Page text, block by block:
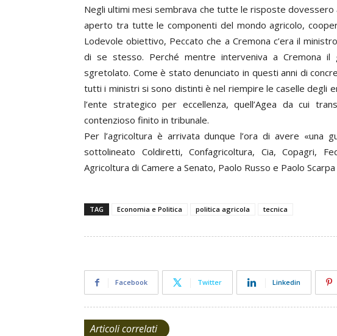
Negli ultimi mesi sembrava che tutte le risposte
aperto tra tutte le componenti del mondo agricolo,
Lodevole obiettivo, Peccato che a Cremona c’era il
di se stesso. Perché mentre interveniva a Cremona
sgretolato. Come è stato denunciato in questi anni di
tutti i ministri si sono distinti è nel riempire le caselle degli
l’ente strategico per eccellenza, quell’Agea da cui
contenzioso finito in tribunale.
Per l’agricoltura è arrivata dunque l’ora di avere «una
sottolineato Coldiretti, Confagricoltura, Cia, Copagri,
Agricoltura di Camere a Senato, Paolo Russo e Paolo
TAG Economia e Politica politica agricola tecnica
Facebook Twitter Linkedin
Articoli correlati